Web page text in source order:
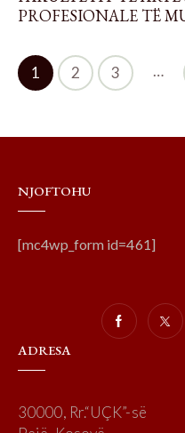
PROFESIONALE TË
1 2 3 …
>
NJOFTOHU
[mc4wp_form id=461]
ADRESA
30000, Rr.“UÇK”-së